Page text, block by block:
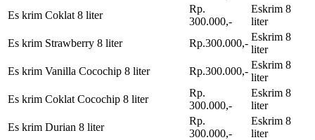
Es krim Coklat 8 liter
Rp.
300.000,-
Eskrim 8
liter
Es krim Strawberry 8 liter
Rp.300.000,-
Eskrim 8
liter
Es krim Vanilla Cocochip 8 liter
Rp.300.000,-
Eskrim 8
liter
Es krim Coklat Cocochip 8 liter
Rp.
300.000,-
Eskrim 8
liter
Es krim Durian 8 liter
Rp.
300.000,-
Eskrim 8
liter